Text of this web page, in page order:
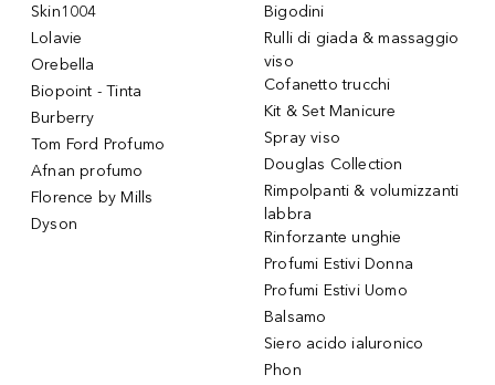
Skin1004
Lolavie
Orebella
Biopoint - Tinta
Burberry
Tom Ford Profumo
Afnan profumo
Florence by Mills
Dyson
Bigodini
Rulli di giada & massaggio
viso
Cofanetto trucchi
Kit & Set Manicure
Spray viso
Douglas Collection
Rimpolpanti & volumizzanti
labbra
Rinforzante unghie
Profumi Estivi Donna
Profumi Estivi Uomo
Balsamo
Siero acido ialuronico
Phon